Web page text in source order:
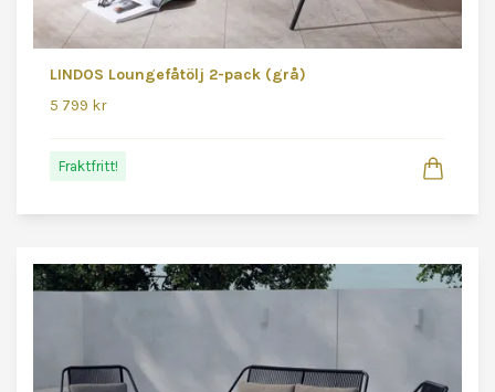
LINDOS Loungefåtölj 2-pack (grå)
5 799 kr
Fraktfritt!